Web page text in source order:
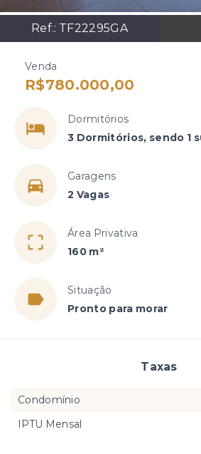
Ref.: TF22295GA
Venda
R$780.000,00
Dormitórios
3 Dormitórios, sendo 1
Garagens
2 Vagas
Área Privativa
160 m²
Situação
Pronto para morar
Taxas
Condomínio
IPTU Mensal